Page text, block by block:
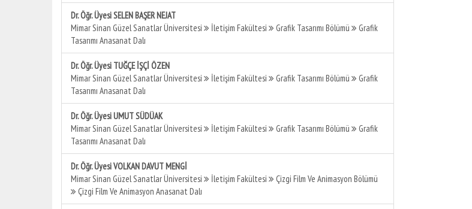
Dr. Öğr. Üyesi SELEN BAŞER NEJAT
Mimar Sinan Güzel Sanatlar Üniversitesi
İletişim Fakültesi Grafik Tasarımı Bölümü
Grafik
Tasarımı Anasanat Dalı
Dr. Öğr. Üyesi TUĞÇE İŞÇİ ÖZEN
Mimar Sinan Güzel Sanatlar Üniversitesi
İletişim Fakültesi Grafik Tasarımı Bölümü
Grafik
Tasarımı Anasanat Dalı
Dr. Öğr. Üyesi UMUT SÜDÜAK
Mimar Sinan Güzel Sanatlar Üniversitesi
İletişim Fakültesi Grafik Tasarımı Bölümü
Grafik
Tasarımı Anasanat Dalı
Dr. Öğr. Üyesi VOLKAN DAVUT MENGİ
Mimar Sinan Güzel Sanatlar Üniversitesi
İletişim Fakültesi
Çizgi Film Ve Animasyon Bölümü
Çizgi Film Ve Animasyon Anasanat Dalı